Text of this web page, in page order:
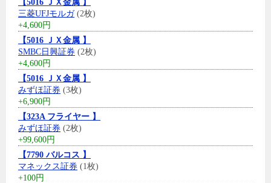
【5016 ＪＸ金属 】
三菱UFJモルガ(2枚)
+4,600円
【5016 ＪＸ金属 】
SMBC日興証券 (2枚)
+4,600円
【5016 ＪＸ金属 】
みずほ証券 (3枚)
+6,900円
【323A フライヤー 】
みずほ証券 (2枚)
+99,600円
【7790 バルコス 】
マネックス証券 (1枚)
+100円